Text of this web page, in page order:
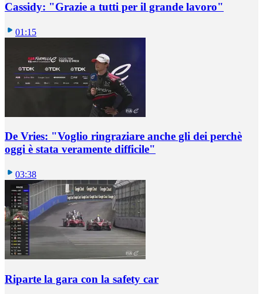
Cassidy: "Grazie a tutti per il grande lavoro"
01:15
De Vries: "Voglio ringraziare anche gli dei perchè
oggi è stata veramente difficile"
03:38
Riparte la gara con la safety car